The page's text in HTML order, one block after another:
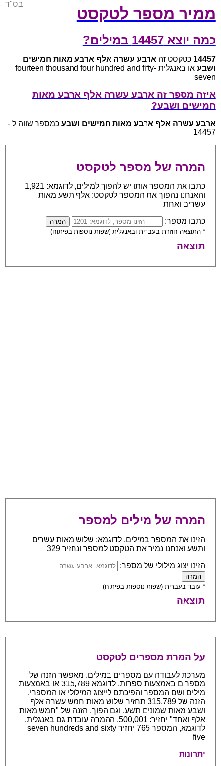
ממיר מספר לטקסט
בס"ד
כמה יוצא 14457 במילים?
14457 כטקסט זה ארבע עשרה אלף ארבע מאות חמישים
ושבע
או באנגלית fourteen thousand four hundred and fifty-
seven
איזה מספר זה ארבע עשרה אלף ארבע מאות
חמישים ושבע?
ארבע עשרה אלף ארבע מאות חמישים ושבע כמספר שווה ל -
14457
המרה של מספר לטקסט
כתבו את המספר אותו יש להפוך למילים, לדוגמא: 1,921
והאנחנו נהפוך את המספר לטקסט: אלף תשע מאות
עשרים ואחת
כתבו מספר:
* התוצאה חוזרת בעברית ובאנגלית (שפות נוספות בפיתוח)
תוצאה
המרה של מילים למספר
הזינו את המספר במילים, לדוגמא: שלוש מאות עשרים
ותשע ואנחנו נמיר את הטקסט למספר ונחזיר 329
הזינו יצוג מילולי של מספר:
* עובד בעברית (שפות נוספות בפיתוח)
תוצאה
על המרת מספרים לטקסט
מערכת לעבודה עם מספרים במילים. מאפשר הזנה של
מספרים באמצעות ספרות, לדוגמא 315,789 או באמצעות
מילים ושם המספר והפיכתם לייצוג המילולי או המספרי.
הזנה של 315,789 תחזיר שלוש מאות חמש עשרה אלף
ושבע מאות שמונים תשע. וגם הפוך, הזנה של "חמש מאות
אלף ואחד" יחזיר: 500,001. ההמרה עובדת גם באנגלית,
לדוגמא, המספר 765 יחזיר seven hundreds and sixty
five
יתרונות